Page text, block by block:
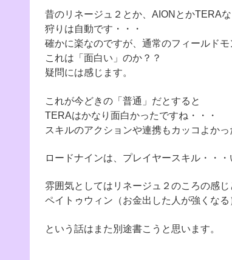
昔のリネージュ２とか、AIONとかTERA
狩りは自動です・・・
確かに楽なのですが、通常のフィールド
これは「面白い」のか？？
疑問には感じます。
これが今どきの「普通」だとすると
TERAはかなり面白かったですね・・・
スキルのアクションや連携もカッコよか
ロードナインは、プレイヤースキル・・
雰囲気としてはリネージュ２のころの感
ペイトゥウィン（お金出した人が強くなる
という話はまた別途書こうと思います。